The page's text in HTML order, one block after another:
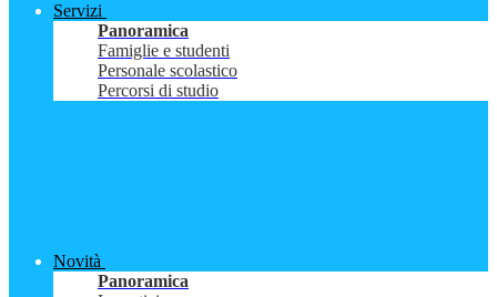
Servizi
Panoramica
Famiglie e studenti
Personale scolastico
Percorsi di studio
Novità
Panoramica